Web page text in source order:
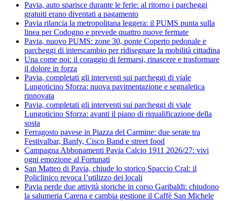
Pavia, auto sparisce durante le ferie: al ritorno i parcheggi
gratuiti erano diventati a pagamento
Pavia rilancia la metropolitana leggera: il PUMS punta sulla
linea per Codogno e prevede quattro nuove fermate
Pavia, nuovo PUMS: zone 30, ponte Coperto pedonale e
parcheggi di interscambio per ridisegnare la mobilità cittadina
Una come noi: il coraggio di fermarsi, rinascere e trasformare
il dolore in forza
Pavia, completati gli interventi sui parcheggi di viale
Lungoticino Sforza: nuova pavimentazione e segnaletica
rinnovata
Pavia, completati gli interventi sui parcheggi di viale
Lungoticino Sforza: avanti il piano di riqualificazione della
sosta
Ferragosto pavese in Piazza del Carmine: due serate tra
Festivalbar, Banfy, Cisco Band e street food
Campagna Abbonamenti Pavia Calcio 1911 2026/27: vivi
ogni emozione al Fortunati
San Matteo di Pavia, chiude lo storico Spaccio Cral: il
Policlinico revoca l’utilizzo dei locali
Pavia perde due attività storiche in corso Garibaldi: chiudono
la salumeria Carena e cambia gestione il Caffè San Michele